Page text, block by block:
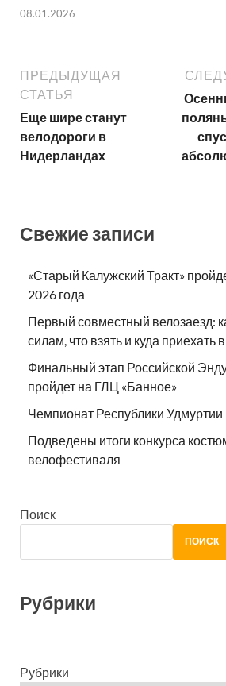
08.01.2026
ПРЕДЫДУЩАЯ
СТАТЬЯ
Еще шире станут
велодороги в
Нидерландах
Свежие записи
«Старый Калужский Тракт»
2026 года
Первый совместный велозаезд:
силам, что взять и куда приехать
Финальный этап Российской
пройдет на ГЛЦ «Банное»
Чемпионат Республики
Подведены итоги конкурса
велофестиваля
Поиск
ПОИСК
Рубрики
Рубрики